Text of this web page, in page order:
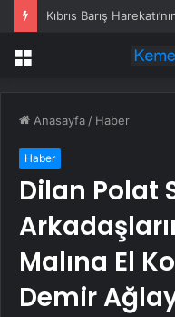
Menü
Anasayfa / Haber
Haber
Dilan Polat
Malına El
Demir